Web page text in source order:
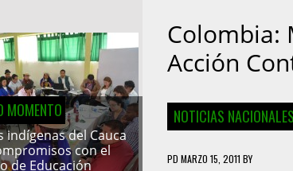
MOMENTO
indígenas del Cauca
con el
de Educación
Colombia:
Acción
NOTICIAS NACIONALES
PD MARZO 15, 2011 BY